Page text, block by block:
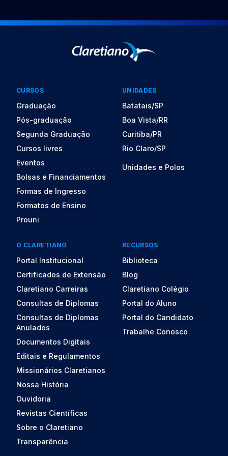
CURSOS
Graduação
Pós-graduação
Segunda Graduação
Cursos livres
Eventos
Bolsas e Financiamentos
Formas de Ingresso
Formatos de Ensino
Prouni
O CLARETIANO
Portal Institucional
Certificados de Extensão
Claretiano Carreiras
Consultas de Diplomas
Consultas de Diplomas
Anulados
Documentos Digitais
Editais e Regulamentos
Missionários Claretianos
Nossa História
Ouvidoria
Revistas Científicas
Sobre o Claretiano
Transparência
UNIDADES
Batatais/SP
Boa Vista/RR
Curitiba/PR
Rio Claro/SP
Unidades e Polos
RECURSOS
Biblioteca
Blog
Claretiano Colégio
Portal do Aluno
Portal do Candidato
Trabalhe Conosco